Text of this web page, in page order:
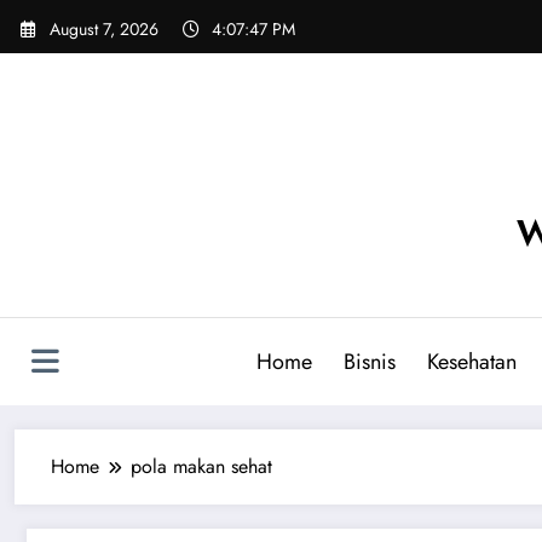
Skip
August 7, 2026 4:07:48 PM
Home Bisnis Kesehatan
Home pola makan sehat